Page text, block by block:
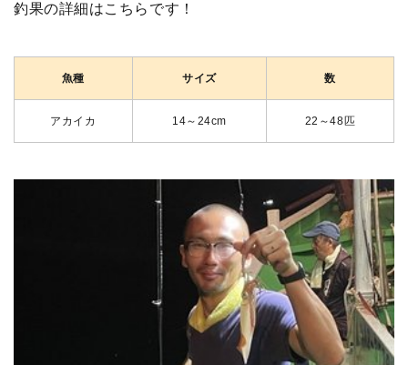
釣果の詳細はこちらです！
魚種 サイズ 数
アカイカ 14～24cm 22～48匹